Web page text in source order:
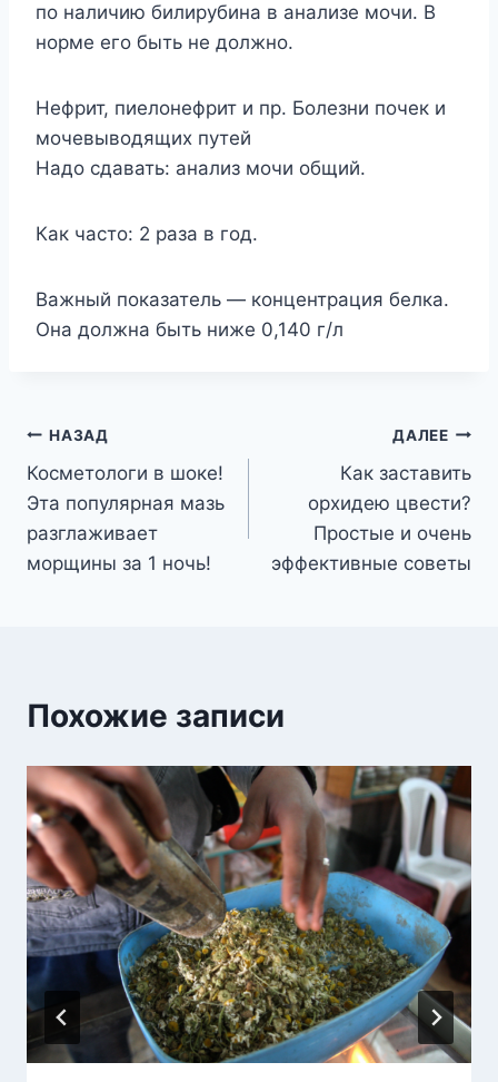
по наличию билирубина в анализе мочи. В
норме его быть не должно.
Нефрит, пиелонефрит и пр. Болезни почек и
мочевыводящих путей
Надо сдавать: анализ мочи общий.
Как часто: 2 раза в год.
Важный показатель — концент­рация белка.
Она должна быть ниже 0,140 г/л
Навигация
по
записям
НАЗАД
Косметологи в шоке!
Эта популярная мазь
разглаживает
морщины за 1 ночь!
ДАЛЕЕ
Как заставить
орхидею цвести?
Простые и очень
эффективные советы
Похожие записи